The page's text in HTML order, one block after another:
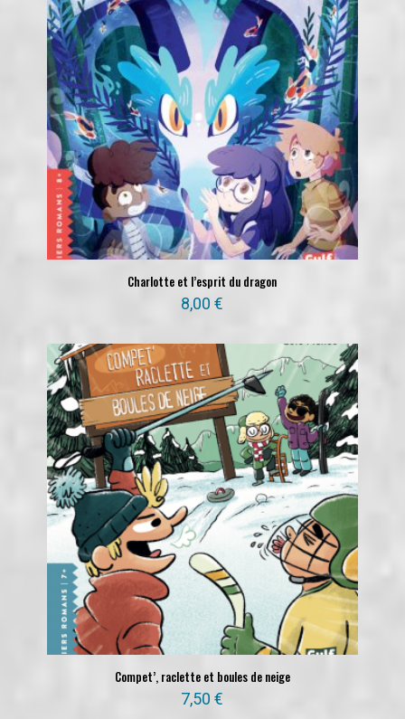
Charlotte et l’esprit du dragon
8,00€
Compet’, raclette et boules de neige
7,50€